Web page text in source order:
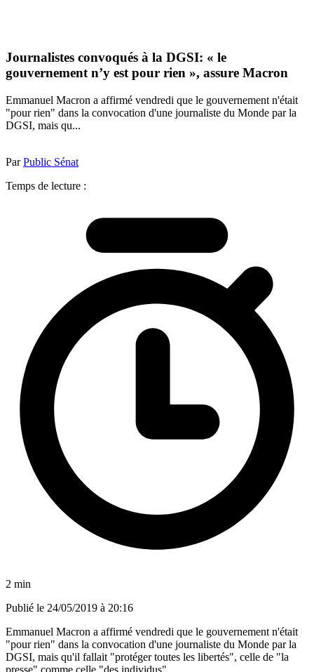
Journalistes convoqués à la DGSI: « le
gouvernement n’y est pour rien », assure Macron
Emmanuel Macron a affirmé vendredi que le gouvernement n'était
"pour rien" dans la convocation d'une journaliste du Monde par la
DGSI, mais qu...
ParPublic Sénat
Temps de lecture :
2 min
Publié le 24/05/2019 à 20:16
Emmanuel Macron a affirmé vendredi que le gouvernement n'était
"pour rien" dans la convocation d'une journaliste du Monde par la
DGSI, mais qu'il fallait "protéger toutes les libertés", celle de "la
presse" comme celle "des individus".